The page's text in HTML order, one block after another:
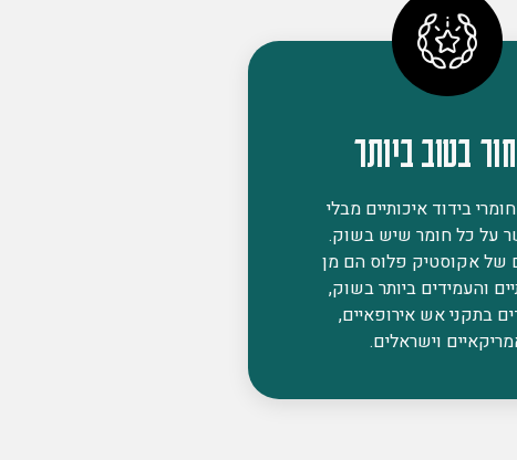
בטוב ביותר
בידוד איכותיים מבלי
על כל חומר שיש בשוק.
של אקוסטיק פלוס הם מן
והעמידים ביותר בשוק,
בתקני אש אירופאיים,
וישראלים.